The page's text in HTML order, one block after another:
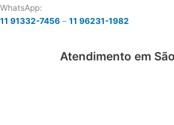
WhatsApp:
11 91332-7456 – 11 96231-1982
Atendimento em